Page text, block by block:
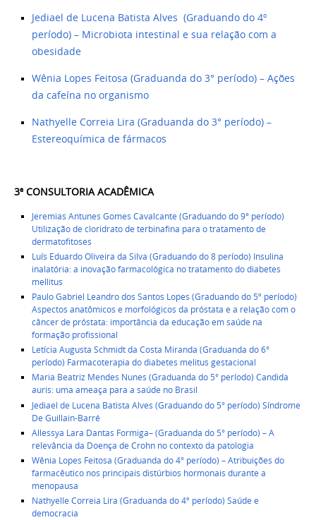
Jediael de Lucena Batista Alves (Graduando do 4º
período) – Microbiota intestinal e sua relação com a
obesidade
Wênia Lopes Feitosa (Graduanda do 3° período) – Ações
da cafeína no organismo
Nathyelle Correia Lira (Graduanda do 3° período) –
Estereoquímica de fármacos
3ª CONSULTORIA ACADÊMICA
Jeremias Antunes Gomes Cavalcante (Graduando do 9° período)
Utilização de cloridrato de terbinafina para o tratamento de
dermatofitoses
Luís Eduardo Oliveira da Silva (Graduando do 8 período) Insulina
inalatória: a inovação farmacológica no tratamento do diabetes
mellitus
Paulo Gabriel Leandro dos Santos Lopes (Graduando do 5º período)
Aspectos anatômicos e morfológicos da próstata e a relação com o
câncer de próstata: importância da educação em saúde na
formação profissional
Letícia Augusta Schmidt da Costa Miranda (Graduanda do 6°
período) Farmacoterapia do diabetes melitus gestacional
Maria Beatriz Mendes Nunes (Graduanda do 5° período) Candida
auris: uma ameaça para a saúde no Brasil
Jediael de Lucena Batista Alves (Graduando do 5° período) Síndrome
De Guillain-Barré
Allessya Lara Dantas Formiga– (Graduanda do 5° período) – A
relevância da Doença de Crohn no contexto da patologia
Wênia Lopes Feitosa (Graduanda do 4° período) – Atribuições do
farmacêutico nos principais distúrbios hormonais durante a
menopausa
Nathyelle Correia Lira (Graduanda do 4º período) Saúde e
democracia